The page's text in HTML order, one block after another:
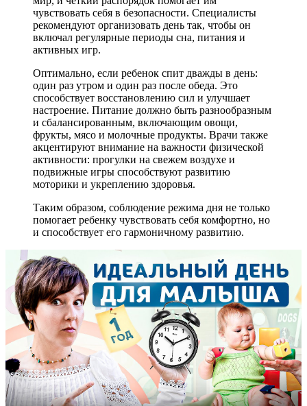
чувствовать себя в безопасности. Специалисты
рекомендуют организовать день так, чтобы он
включал регулярные периоды сна, питания и
активных игр.
Оптимально, если ребенок спит дважды в день:
один раз утром и один раз после обеда. Это
способствует восстановлению сил и улучшает
настроение. Питание должно быть разнообразным
и сбалансированным, включающим овощи,
фрукты, мясо и молочные продукты. Врачи также
акцентируют внимание на важности физической
активности: прогулки на свежем воздухе и
подвижные игры способствуют развитию
моторики и укреплению здоровья.
Таким образом, соблюдение режима дня не только
помогает ребенку чувствовать себя комфортно, но
и способствует его гармоничному развитию.